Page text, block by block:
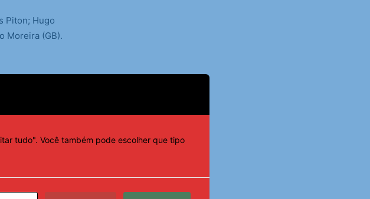
Piton; Hugo
Moreira (GB).
(Santiago
tudo". Você também pode escolher que tipo